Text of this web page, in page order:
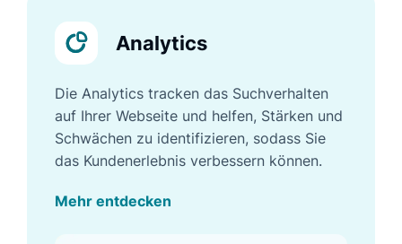
Analytics
Die Analytics tracken das Suchverhalten
auf Ihrer Webseite und helfen, Stärken und
Schwächen zu identifizieren, sodass Sie
das Kundenerlebnis verbessern können.
Mehr entdecken